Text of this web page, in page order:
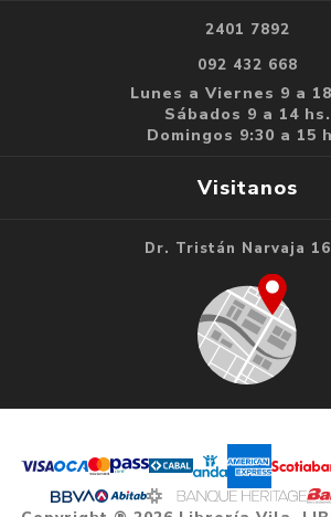
2401 7892
092 432 668
Lunes a Viernes 9 a
Sábados 9 a 14 hs.
Domingos 9:30 a 15
Visitanos
Dr. Tristán Narvaja